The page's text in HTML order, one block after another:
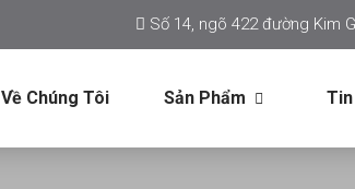
Số 14, ngõ 422 đường Kim
Về Chúng Tôi Sản Phẩm